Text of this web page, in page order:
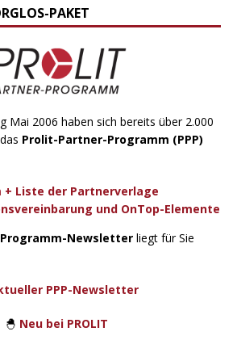
PAKET
Mai 2006 haben sich bereits über 2.000
Prolit-Partner-Programm (PPP)
+ Liste der Partnerverlage
und OnTop-Elemente
Newsletter liegt für Sie
PPP-Newsletter
🐣 Neu bei PROLIT